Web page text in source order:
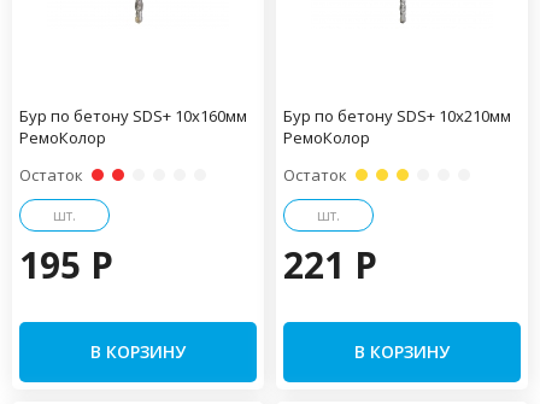
Бур по бетону SDS+ 10х160мм
РемоКолор
Остаток
шт.
195 P
В КОРЗИНУ
Бур по бетону SDS+ 10х210мм
РемоКолор
Остаток
шт.
221 P
В КОРЗИНУ